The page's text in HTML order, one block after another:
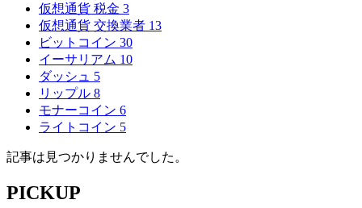
仮想通貨 税金 3
仮想通貨 交換業者 13
ビットコイン 30
イーサリアム 10
ダッシュ 5
リップル 8
モナーコイン 6
ライトコイン 5
記事は見つかりませんでした。
PICKUP